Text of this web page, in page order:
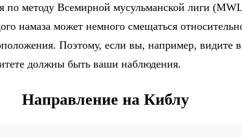
по методу Всемирной мусульманской лиги
намаза может немного смещаться
Поэтому, если вы, например, видите
должны быть ваши наблюдения.
Направление на Киблу